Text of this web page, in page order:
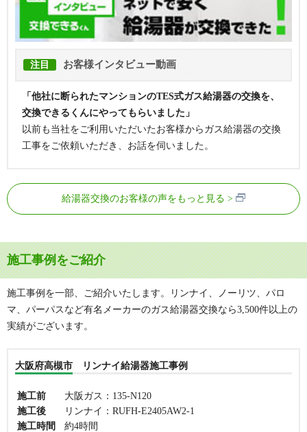
注目 お客様インタビュー動画
「他社に断られたマンションのTES式ガス給湯器の交換を、
交換できるくんにやってもらいました」
以前も当社をご利用いただいたお客様からガス給湯器の交換
工事をご依頼いただき、お話を伺いました。
給湯器交換のお客様の声をもっと見る
施工事例をご紹介
施工事例を一部、ご紹介いたします。リンナイ、ノーリツ、パロ
マ、パーパスなど有名メーカーのガス給湯器交換なら3,500件以上の
実績がございます。
大阪府高槻市 リンナイ給湯器施工事例
施工前
大阪ガス：135-N120
施工後
リンナイ：RUFH-E2405AW2-1
施工時間
約4時間